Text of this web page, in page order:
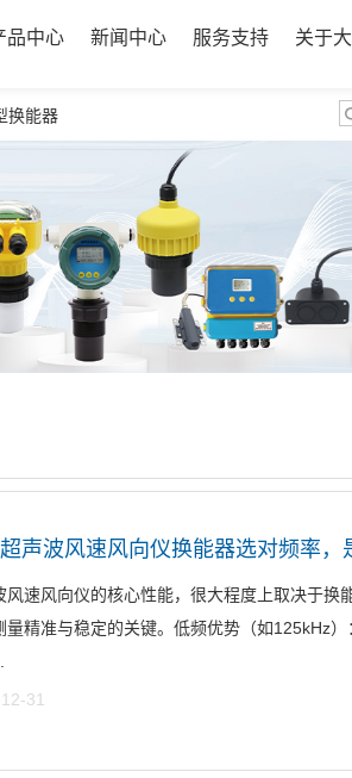
品中心 新闻中心 服务支持 关于
换能器
风速风向仪的核心性能，很大程度上取决于换
量精准与稳定的关键。低频优势（如125kHz
31